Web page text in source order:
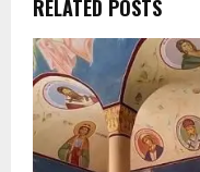
RELATED POSTS